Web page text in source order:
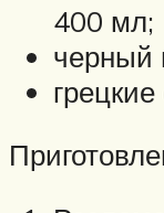
400 мл;
черный